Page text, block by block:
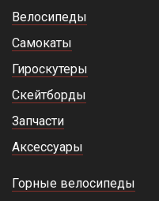
Велосипеды
Самокаты
Гироскутеры
Скейтборды
Запчасти
Аксессуары
Горные велосипеды